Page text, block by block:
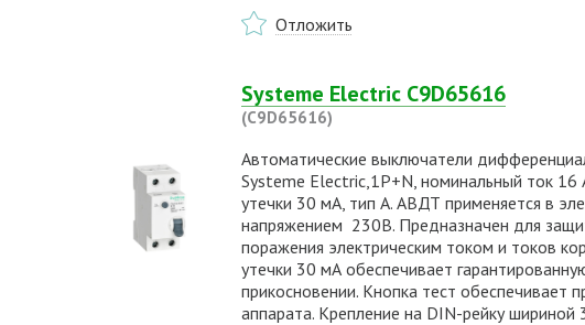
Отложить
Systeme Electric C9D65616
(C9D65616)
Автоматические выключатели
Systeme Electric,1P+N, номинальный ток 16
утечки 30 мА, тип А. АВДТ применяется в
напряжением 230В. Предназначен для
поражения электрическим током и токов
утечки 30 мА обеспечивает
прикосновении. Кнопка тест обеспечивает
аппарата. Крепление на DIN-рейку